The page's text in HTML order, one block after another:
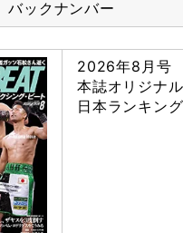
バックナンバー
2026年8月号
本誌オリジナル
日本ランキン